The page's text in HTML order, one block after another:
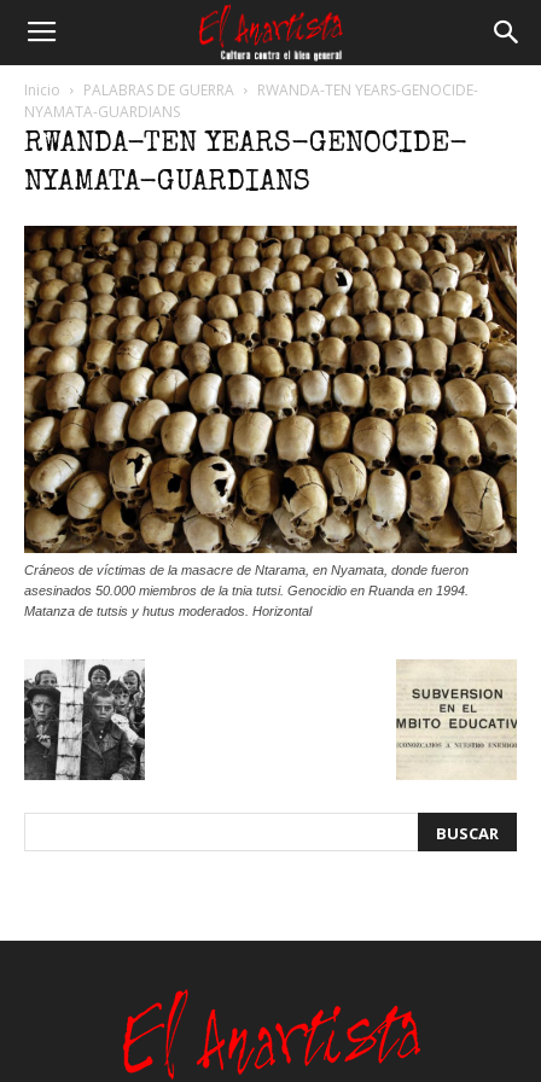
Anartista
Inicio PALABRAS DE GUERRA
RWANDA-TEN YEARS-GENOCIDE-
NYAMATA-GUARDIANS
RWANDA-TEN YEARS-GENOCIDE-
NYAMATA-GUARDIANS
Cráneos de víctimas de la masacre de Ntarama, en Nyamata, donde fueron
asesinados 50.000 miembros de la tnia tutsi. Genocidio en Ruanda en 1994.
Matanza de tutsis y hutus moderados. Horizontal